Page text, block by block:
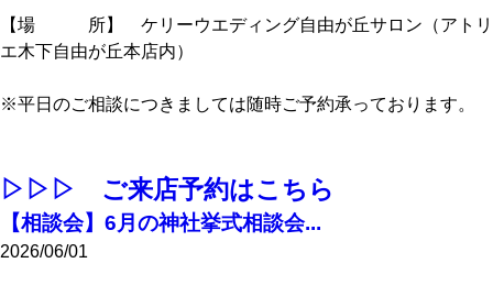
【場 所】 ケリーウエディング自由が丘サロン（アトリ
エ木下自由が丘本店内）
※平日のご相談につきましては随時ご予約承っております。
▷▷▷ ご来店予約はこちら
【相談会】6月の神社挙式相談会...
2026/06/01